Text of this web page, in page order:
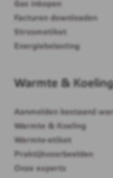
Gas inkopen
Facturen downloaden
Stroometiket
Energiebelasting
Warmte &
Aanmelden bestaand
Warmte & Koeling
Warmte-etiket
Praktijkvoorbeelden
Onze experts